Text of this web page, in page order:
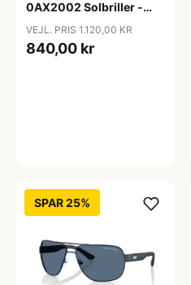
0AX2002 Solbriller -
Polariserede Linser
VEJL. PRIS 1.120,00 KR
840,00 kr
SPAR 25%